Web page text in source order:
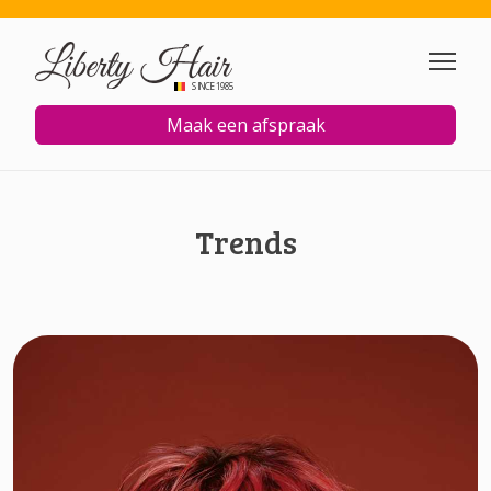
Overslaan en naar de inhoud
SINCE 1985
Maak een afspraak
Trends